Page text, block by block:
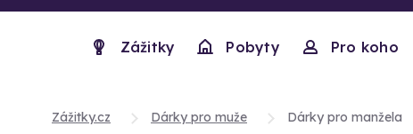
Zážitky Pobyty Pro koho
Zážitky.cz Dárky pro muže Dárky pro manžela